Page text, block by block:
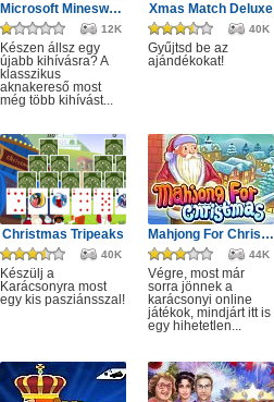
Microsoft Minesweeper
12K
Készen állsz egy
újabb kihívásra? A
klasszikus
aknakereső most
még több kihívást...
Xmas Match Deluxe
40K
Gyűjtsd be az
ajándékokat!
Christmas Tripeaks
40K
Készülj a
Karácsonyra most
egy kis pasziánsszal!
Mahjong For Christmas
44K
Végre, most már
sorra jönnek a
karácsonyi online
játékok, mindjárt itt is
egy hihetetlen...